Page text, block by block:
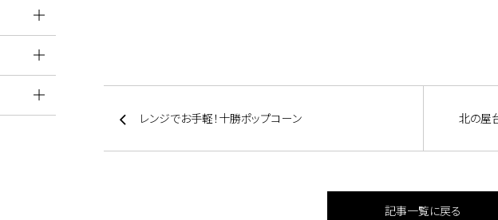
レンジでお手軽！十勝ポップコーン 北の屋
記事一覧に戻る